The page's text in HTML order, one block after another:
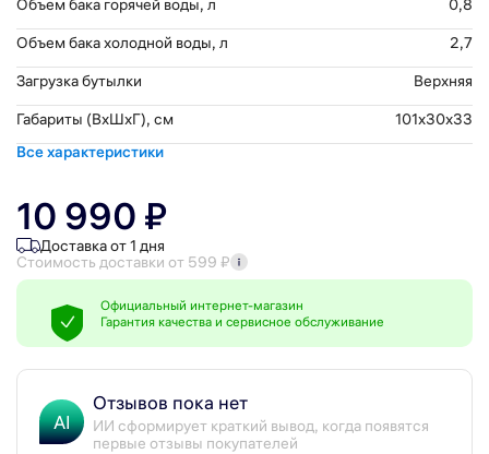
Объем бака горячей воды, л
0,8
Объем бака холодной воды, л
2,7
Загрузка бутылки
Верхняя
Габариты (ВхШхГ), см
101x30x33
Все характеристики
10 990 ₽
Доставка от 1 дня
Стоимость доставки от 599 ₽
Официальный интернет-магазин
Гарантия качества и сервисное обслуживание
AI
Отзывов пока нет
ИИ сформирует краткий вывод, когда появятся
первые отзывы покупателей